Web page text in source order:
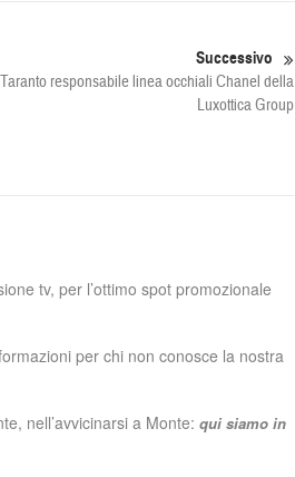
Successivo
responsabile linea occhiali Chanel della
Luxottica Group
tv, per l’ottimo spot promozionale
per chi non conosce la nostra
nell’avvicinarsi a Monte: qui siamo in